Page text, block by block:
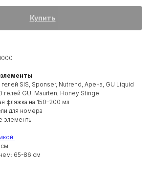
Купить
SIS, Sponser, Nutrend, Арена, GU Liquid
гелей GU, Maurten, Honey Stinge
фляжка на 150–200 мл
для номера
элементы
см
65-86 см